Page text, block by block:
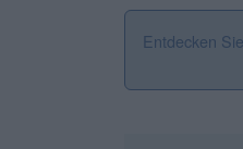
Entdecken